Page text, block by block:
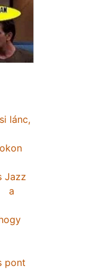
lánc,
Jazz
a
pont